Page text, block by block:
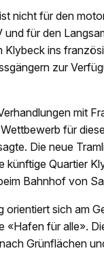
nicht für den
und für den
ins
zur
mit
für
Die neue
künftige Quartier
Bahnhof von
orientiert sich am
für alle».
Grünflächen